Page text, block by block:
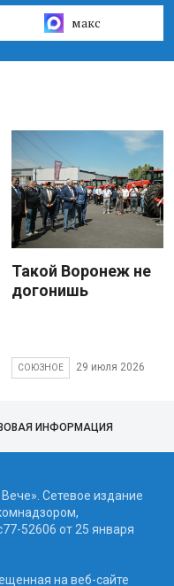
макс
Такой Воронеж не
догонишь
СОЮЗНОЕ 29 июля 2026
ИНФОРМАЦИЯ
Сетевое издание
52606 от 25 января
на веб-сайте